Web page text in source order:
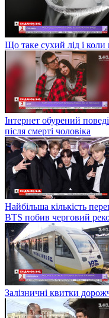
Що таке сухий лід і
Інтернет обурений
після смерті чоловіка
Найбільша кількість
BTS побив черговий
Залізничні квитки